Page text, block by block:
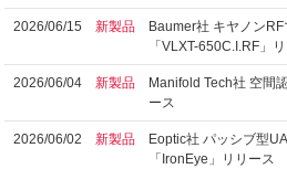
2026/06/15 新製品
Baumer社 キヤノン
「VLXT-650C.I.RF」
2026/06/04 新製品
Manifold Tech社 空間
ース
2026/06/02 新製品
Eoptic社 パッシブ型
「IronEye」リリース